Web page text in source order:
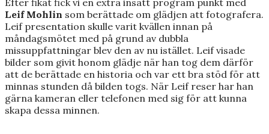
d
w
i
h
G
I
M
w
G
I
M
P
Leif Mohlin som berättade om glädjen att fotografera.
Leif presentation skulle varit kvällen innan på
måndagsmötet med på grund av dubbla
missuppfattningar blev den av nu istället. Leif visade
bilder som givit honom glädje när han tog dem därför
att de berättade en historia och var ett bra stöd för att
minnas stunden då bilden togs. När Leif reser har han
gärna kameran eller telefonen med sig för att kunna
skapa dessa minnen.